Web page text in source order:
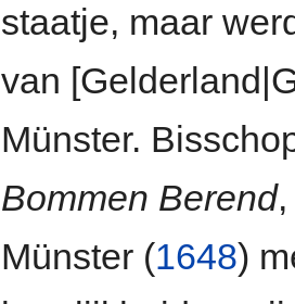
staatje, maar
van
Münster.
Bommen Berend
Münster (1648)